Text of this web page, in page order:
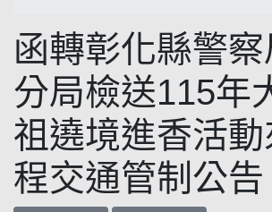
函轉彰化縣警察
分局檢送115年
祖遶境進香活
程交通管制公告